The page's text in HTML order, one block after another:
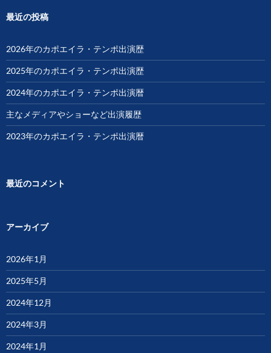
最近の投稿
2026年のカポエイラ・テンポ出演歴
2025年のカポエイラ・テンポ出演歴
2024年のカポエイラ・テンポ出演暦
主なメディアやショーなど出演履歴
2023年のカポエイラ・テンポ出演暦
最近のコメント
アーカイブ
2026年1月
2025年5月
2024年12月
2024年3月
2024年1月